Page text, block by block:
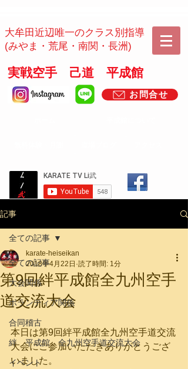
​​大牟田近辺唯一のクラス別指導
(みやま・荒尾・南関・長洲)
実戦空手 己道 平成館
お問合せ
記事
全ての記事
大会関係
ボランティア関係
合同稽古
絆 平成館 全九州空手道交流大会
イベント
全ての記事
第9回絆平成館全九州空手
道交流大会
karate-heiseikan
2018年4月22日 読了時間: 1分
本日は第9回絆平成館全九州空手道交流
大会にご参加いただきありがとうござ
いました。